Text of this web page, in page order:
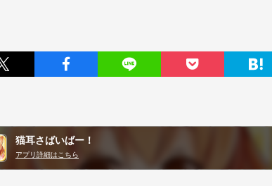
猫耳さばいばー！
アプリ詳細はこちら